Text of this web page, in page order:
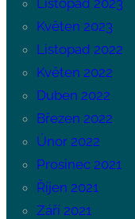
Květen 2023
Listopad 2022
Květen 2022
Duben 2022
Březen 2022
Únor 2022
Prosinec 2021
Říjen 2021
Září 2021